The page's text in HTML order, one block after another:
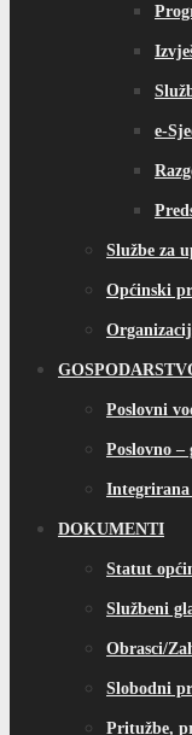
e-
Službe za
Općinski
Poslovni
Poslovno –
DOKUMENTI
Statut
Službeni
Obrasci/
Slobodni
Pritužbe,